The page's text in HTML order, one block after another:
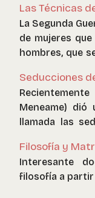
Las Técnicas
La Segunda
de mujeres
hombres, que
Seducciones
Meneame)
llamada las
luego leer
blog.
Filosofía y
Interesante
filosofía a partir